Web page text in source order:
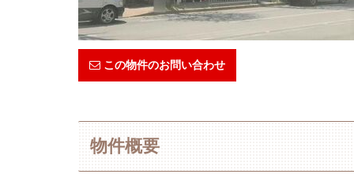
この物件のお問い合わせ
物件概要